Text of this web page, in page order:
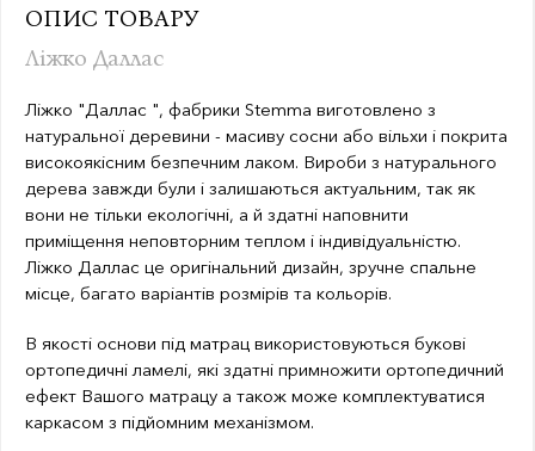
ОПИС ТОВАРУ
Ліжко Даллас
Ліжко "Даллас ", фабрики Stemma виготовлено з
натуральної деревини - масиву сосни або вільхи і покрита
високоякісним безпечним лаком. Вироби з натурального
дерева завжди були і залишаються актуальним, так як
вони не тільки екологічні, а й здатні наповнити
приміщення неповторним теплом і індивідуальністю.
Ліжко Даллас це оригінальний дизайн, зручне спальне
місце, багато варіантів розмірів та кольорів.
В якості основи під матрац використовуються букові
ортопедичні ламелі, які здатні примножити ортопедичний
ефект Вашого матрацу а також може комплектуватися
каркасом з підйомним механізмом.